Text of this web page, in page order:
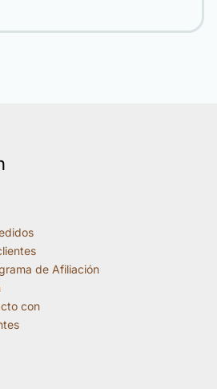
de Afiliación
con